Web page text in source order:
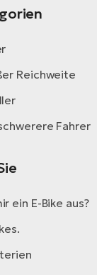
Reichweite
Fahrer
ein E-Bike aus?